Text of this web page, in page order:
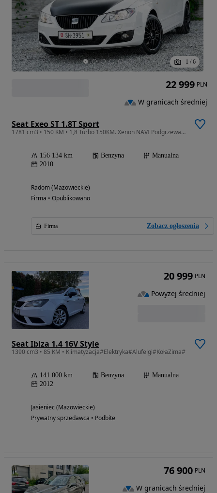
1 / 6
Seat Exeo ST 1.8T Sport
1781 cm3 • 150 KM • 1,8 Turbo 150KM. Xenon NAVI Podgrzewane Fotele Tempomat Klimatyzacja
156 134 km Benzyna
Manualna
2010
Radom (Mazowieckie)
Firma • Opublikowano
Firma Zobacz ogłoszenia
22 999 PLN
W granicach średniej
Seat Ibiza 1.4 16V Style
1390 cm3 • 85 KM • Klimatyzacja#Elektryka#Alufelgi#KołaZima#
141 000 km Benzyna
Manualna
2012
Jasieniec (Mazowieckie)
Prywatny sprzedawca • Podbite
20 999 PLN
Powyżej średniej
76 900 PLN
W granicach średniej